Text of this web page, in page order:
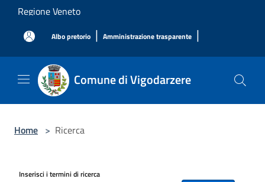
Salta al contenuto principale
Regione Veneto
Albo pretorio | Amministrazione trasparente |
Comune di Vigodarzere
Home > Ricerca
Inserisci i termini di ricerca